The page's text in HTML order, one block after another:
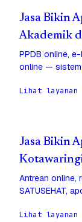
Jasa Bikin
Akademik
PPDB online,
online — sistem
Lihat layanan
Jasa Bikin
Antrean online,
SATUSEHAT,
Lihat layanan